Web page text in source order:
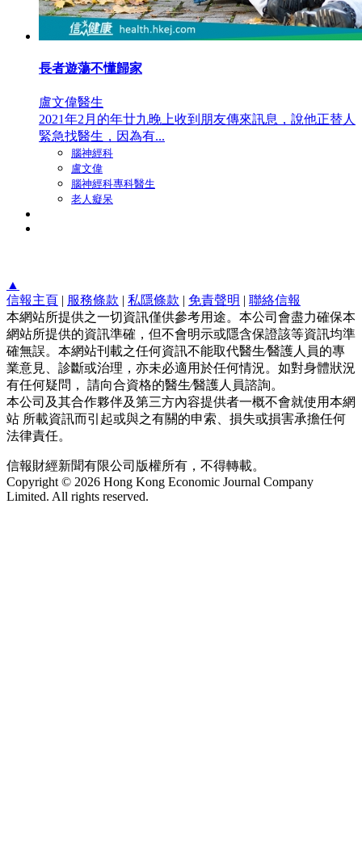
長者遊蕩不懂歸家
盧文偉醫生
2021年2月的年廿九晚上收到朋友傳來訊息，說他正替人
緊急找醫生，因為有...
腦神經科
盧文偉
腦神經科專科醫生
老人癡呆
▲
信報主頁 | 服務條款 | 私隱條款 | 免責聲明 | 聯絡信報
本網站所提供之一切資訊僅供參考用途。本公司會盡力確保本
網站所提供的資訊準確，但不會明示或隱含保證該等資訊均準
確無誤。本網站刊載之任何資訊不能取代醫生∕醫護人員的專
業意見、診斷或治理，亦未必適用於任何情況。如對身體狀況
有任何疑問， 請向合資格的醫生∕醫護人員諮詢。
本公司及其合作夥伴及第三方內容提供者一概不會就使用本網
站 所載資訊而引起或與之有關的申索、損失或損害承擔任何
法律責任。
信報財經新聞有限公司版權所有，不得轉載。
Copyright © 2026 Hong Kong Economic Journal Company
Limited. All rights reserved.